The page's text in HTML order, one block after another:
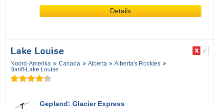
Details
Lake Louise
Noord-Amerika Canada Alberta
Alberta's Rockies
Banff-Lake Louise
Gepland: Glacier Express